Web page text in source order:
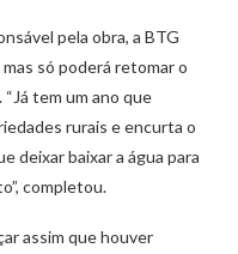
pela obra, a BTG
só poderá retomar o
tem um ano que
rurais e encurta o
deixar baixar a água para
completou.
assim que houver